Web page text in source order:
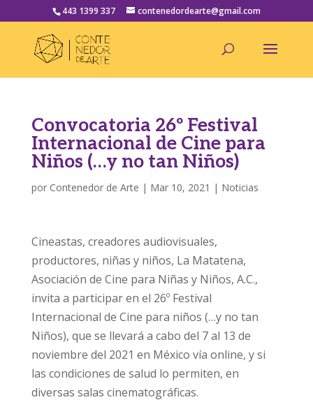
443 1399 337 contenedordearte@gmail.com
Convocatoria 26º Festival
Internacional de Cine para
Niños (…y no tan Niños)
por Contenedor de Arte | Mar 10, 2021 | Noticias
Cineastas, creadores audiovisuales,
productores, niñas y niños, La Matatena,
Asociación de Cine para Niñas y Niños, A.C.,
invita a participar en el 26º Festival
Internacional de Cine para niños (…y no tan
Niños), que se llevará a cabo del 7 al 13 de
noviembre del 2021 en México vía online, y si
las condiciones de salud lo permiten, en
diversas salas cinematográficas.